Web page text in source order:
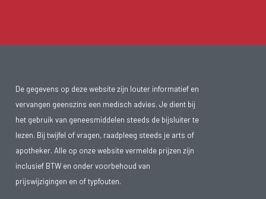
De gegevens op deze website zijn louter informatief en
vervangen geenszins een medisch advies. Je dient bij
het gebruik van geneesmiddelen steeds de bijsluiter te
lezen. Bij twijfel of vragen, raadpleeg steeds je arts of
apotheker. Alle op onze website vermelde prijzen zijn
inclusief BTW en onder voorbehoud van
prijswijzigingen en of typfouten.